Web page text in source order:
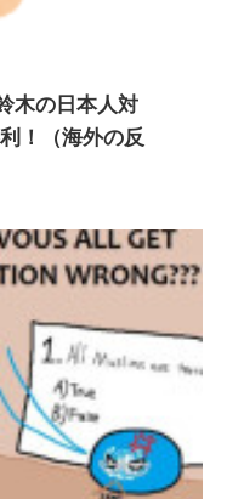
木の日本人対
！（海外の反